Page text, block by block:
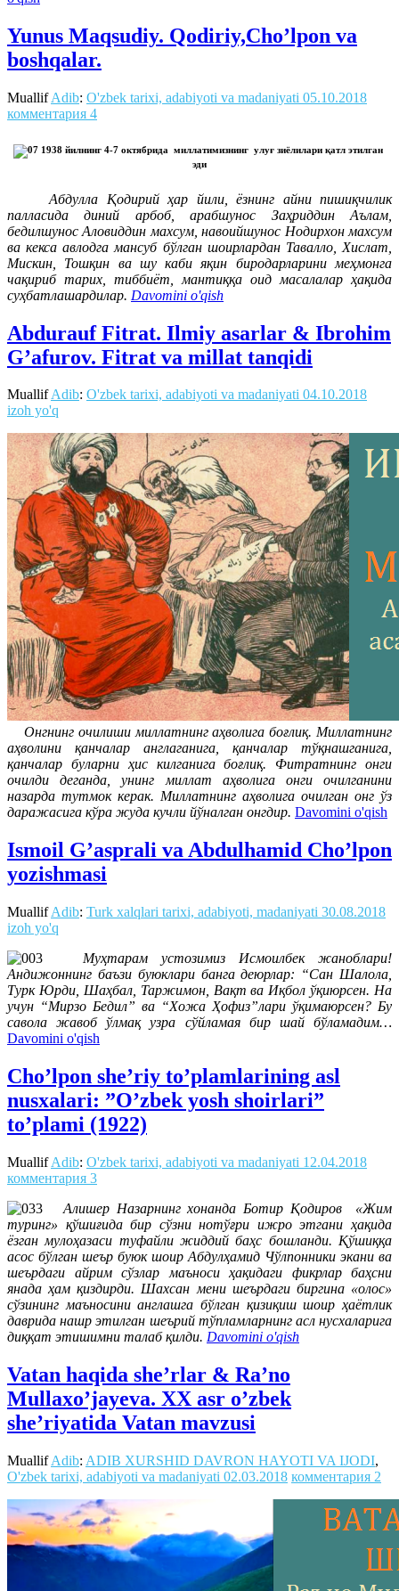
Yunus Maqsudiy. Qodiriy,Cho’lpon va
boshqalar.
MuallifAdib: O'zbek tarixi, adabiyoti va madaniyati 05.10.2018
комментария 4
1938 йилнинг 4-7 октябрида миллатимизнинг улуғ зиёлилари қатл этилган
эди
Абдулла Қодирий ҳар йили, ёзнинг айни пишиқчилик
палласида диний арбоб, арабшунос Заҳриддин Аълам,
бедилшунос Аловиддин махсум, навоийшунос Нодирхон махсум
ва кекса авлодга мансуб бўлган шоирлардан Тавалло, Хислат,
Мискин, Тошқин ва шу каби яқин биродарларини меҳмонга
чақириб тарих, тиббиёт, мантиққа оид масалалар ҳақида
суҳбатлашардилар. Davomini o'qish
Abdurauf Fitrat. Ilmiy asarlar & Ibrohim
G’afurov. Fitrat va millat tanqidi
MuallifAdib: O'zbek tarixi, adabiyoti va madaniyati 04.10.2018
izoh yo'q
Онгнинг очилиши миллатнинг аҳволига боғлиқ. Миллатнинг
аҳволини қанчалар англаганига, қанчалар тўқнашганига,
қанчалар буларни ҳис килганига боғлиқ. Фитратнинг онги
очилди деганда, унинг миллат аҳволига онги очилганини
назарда тутмок керак. Миллатнинг аҳволига очилган онг ўз
даражасига кўра жуда кучли йўналган онгдир. Davomini o'qish
Ismoil G’asprali va Abdulhamid Cho’lpon
yozishmasi
MuallifAdib: Turk xalqlari tarixi, adabiyoti, madaniyati 30.08.2018
izoh yo'q
Муҳтарам устозимиз Исмоилбек жаноблари!
Андижоннинг баъзи буюклари банга деюрлар: “Сан Шалола,
Турк Юрди, Шаҳбал, Таржимон, Вақт ва Иқбол ўқиюрсен. На
учун “Мирзо Бедил” ва “Хожа Ҳофиз”лари ўқимаюрсен? Бу
савола жавоб ўлмақ узра сўйламая бир шай бўламадим…
Davomini o'qish
Cho’lpon she’riy to’plamlarining asl
nusxalari: ”O’zbek yosh shoirlari”
to’plami (1922)
MuallifAdib: O'zbek tarixi, adabiyoti va madaniyati 12.04.2018
комментария 3
Алишер Назарнинг хонанда Ботир Қодиров «Жим
туринг» қўшиғида бир сўзни нотўғри ижро этгани ҳақида
ёзган мулоҳазаси туфайли жиддий баҳс бошланди. Қўшиққа
асос бўлган шеър буюк шоир Абдулҳамид Чўлпонники экани ва
шеърдаги айрим сўзлар маъноси ҳақидаги фикрлар баҳсни
янада ҳам қиздирди. Шахсан мени шеърдаги биргина «олос»
сўзининг маъносини англашга бўлган қизиқиш шоир ҳаётлик
даврида нашр этилган шеърий тўпламларнинг асл нусхаларига
диққат этишимни талаб қилди. Davomini o'qish
Vatan haqida she’rlar & Ra’no
Mullaxo’jayeva. XX asr o’zbek
she’riyatida Vatan mavzusi
MuallifAdib: ADIB XURSHID DAVRON HAYOTI VA IJODI,
O'zbek tarixi, adabiyoti va madaniyati 02.03.2018 комментария 2